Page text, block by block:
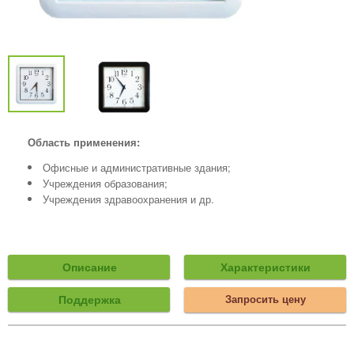
Область применения:
Офисные и административные здания;
Учреждения образования;
Учреждения здравоохранения и др.
Описание Характеристики
Поддержка Запросить цену